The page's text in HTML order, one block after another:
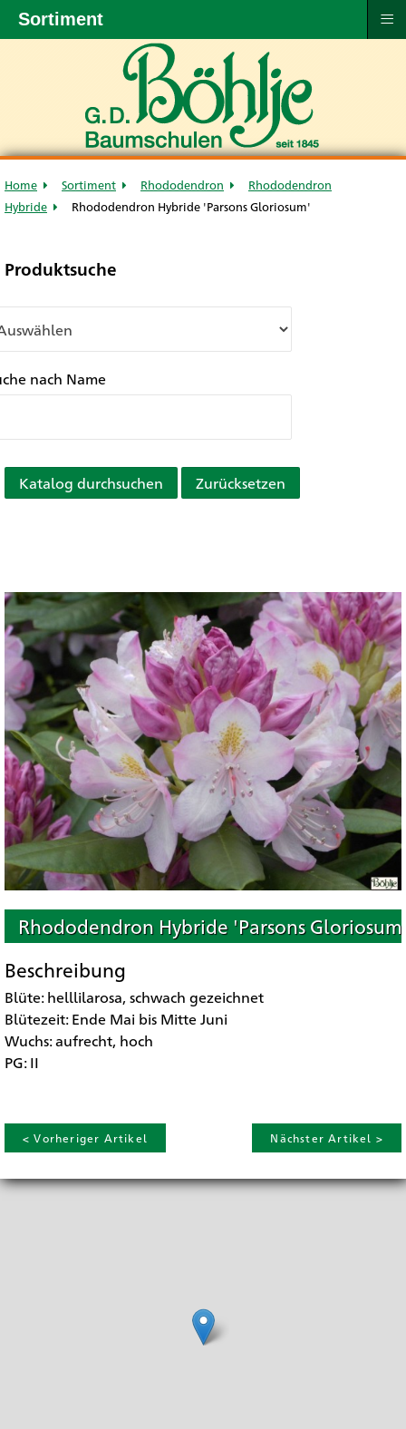
Home Sortiment Rhododendron
Rhododendron
Hybride
Rhododendron Hybride 'Parsons Gloriosum'
Produktsuche
nach Name
Katalog durchsuchen Zurücksetzen
Rhododendron Hybride 'Parsons
Beschreibung
Blüte: helllilarosa, schwach gezeichnet
Blütezeit: Ende Mai bis Mitte Juni
Wuchs: aufrecht, hoch
PG: II
< Vorheriger Artikel Nächster Artikel >
Sortiment ≡